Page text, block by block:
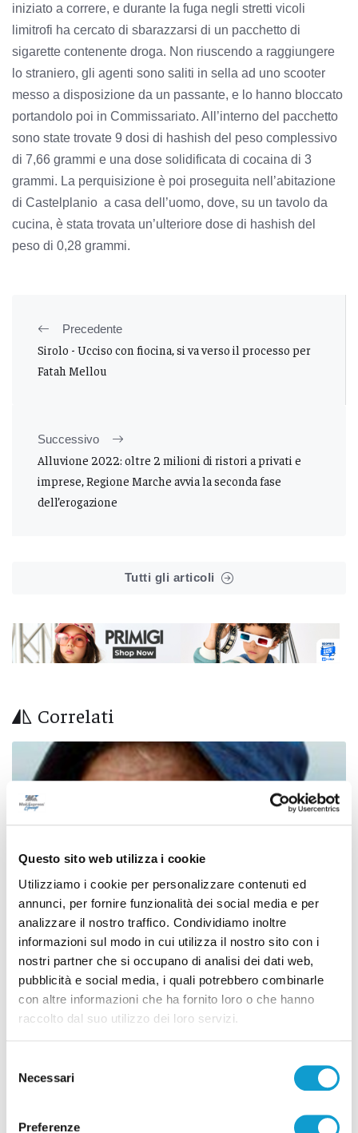
Questo sito web utilizza i cookie
Utilizziamo i cookie per personalizzare contenuti ed
annunci, per fornire funzionalità dei social media e per
analizzare il nostro traffico. Condividiamo inoltre
informazioni sul modo in cui utilizza il nostro sito con i
nostri partner che si occupano di analisi dei dati web,
pubblicità e social media, i quali potrebbero combinarle
con altre informazioni che ha fornito loro o che hanno
raccolto dal suo utilizzo dei loro servizi.
delNecessari
Preferenze
iniziato a correre, e durante la fuga negli stretti vicoli
limitrofi ha cercato di sbarazzarsi di un pacchetto di
sigarette contenente droga. Non riuscendo a raggiungere
lo straniero, gli agenti sono saliti in sella ad uno scooter
messo a disposizione da un passante, e lo hanno bloccato
portandolo poi in Commissariato. All’interno del pacchetto
sono state trovate 9 dosi di hashish del peso complessivo
di 7,66 grammi e una dose solidificata di cocaina di 3
grammi. La perquisizione è poi proseguita nell’abitazione
di Castelplanio a casa dell’uomo, dove, su un tavolo da
cucina, è stata trovata un’ulteriore dose di hashish del
peso di 0,28 grammi.
Precedente
Sirolo - Ucciso con fiocina, si va verso il processo per
Fatah Mellou
Successivo
Alluvione 2022: oltre 2 milioni di ristori a privati e
imprese, Regione Marche avvia la seconda fase
dell’erogazione
Tutti gli articoli
Correlati
Lutto a San Benedetto, morto lo scultore
Marcello Sgattoni